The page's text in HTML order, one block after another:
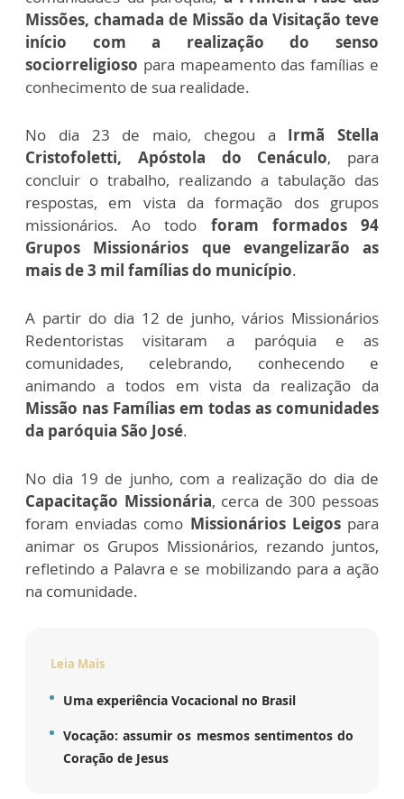
Missões, chamada de Missão da Visitação teve
início com a realização do senso
sociorreligioso para mapeamento das famílias e
conhecimento de sua realidade.
No dia 23 de maio, chegou a Irmã Stella
Cristofoletti, Apóstola do Cenáculo, para
concluir o trabalho, realizando a tabulação das
respostas, em vista da formação dos grupos
missionários. Ao todo foram formados 94
Grupos Missionários
que evangelizarão as
mais de 3 mil famílias do município.
A partir do dia 12 de junho, vários Missionários
Redentoristas visitaram a paróquia e as
comunidades, celebrando, conhecendo e
animando a todos em vista da realização da
Missão nas Famílias em todas as comunidades
da paróquia São José.
No dia 19 de junho, com a realização do dia de
Capacitação Missionária, cerca de 300 pessoas
foram enviadas como Missionários Leigospara
animar os Grupos Missionários, rezando juntos,
refletindo a Palavra e se mobilizando para a ação
na comunidade.
Leia Mais
Uma experiência Vocacional no Brasil
Vocação: assumir os mesmos sentimentos do
Coração de Jesus